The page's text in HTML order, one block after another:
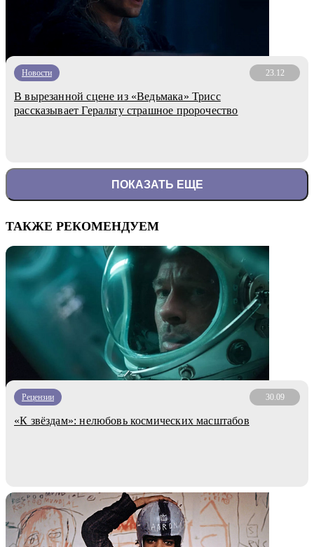
Новости 23.12
В вырезанной сцене из «Ведьмака» Трисс
рассказывает Геральту страшное пророчество
ПОКАЗАТЬ ЕЩЕ
ТАКЖЕ РЕКОМЕНДУЕМ
Рецензии 30.09
«К звёздам»: нелюбовь космических масштабов